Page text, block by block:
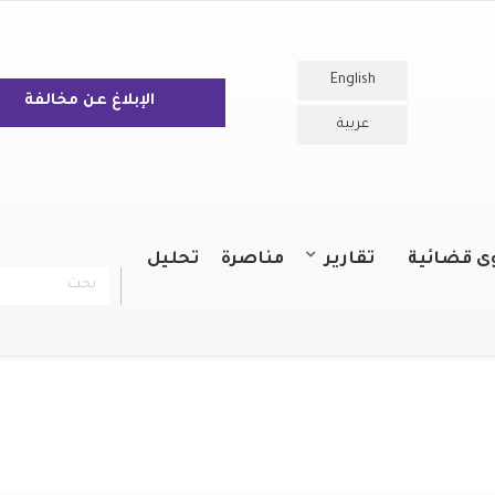
English
عربية
الإبلاغ عن مخالفة
قضائية تقارير مناصرة تحليل